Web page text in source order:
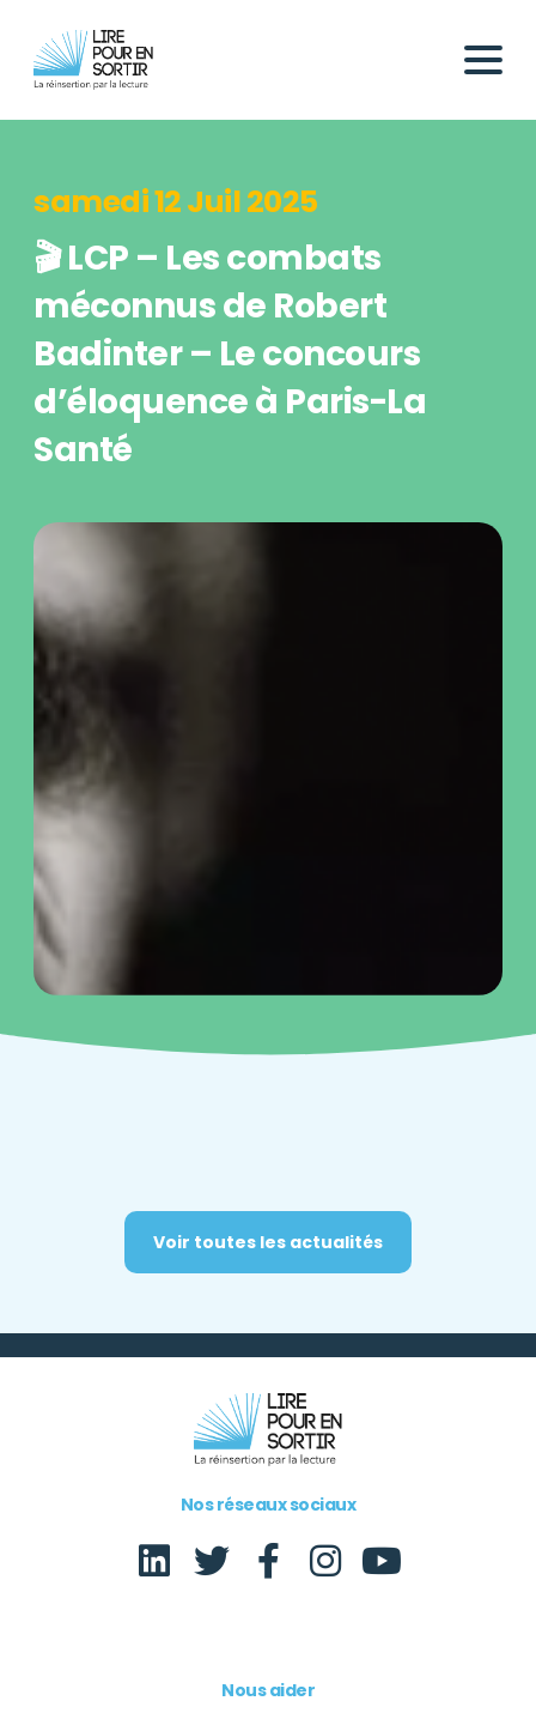
samedi 12 Juil 2025
🎬 LCP – Les combats
méconnus de Robert
Badinter – Le concours
d’éloquence à Paris-La
Santé
Voir toutes les actualités
Nos réseaux sociaux
Nous aider